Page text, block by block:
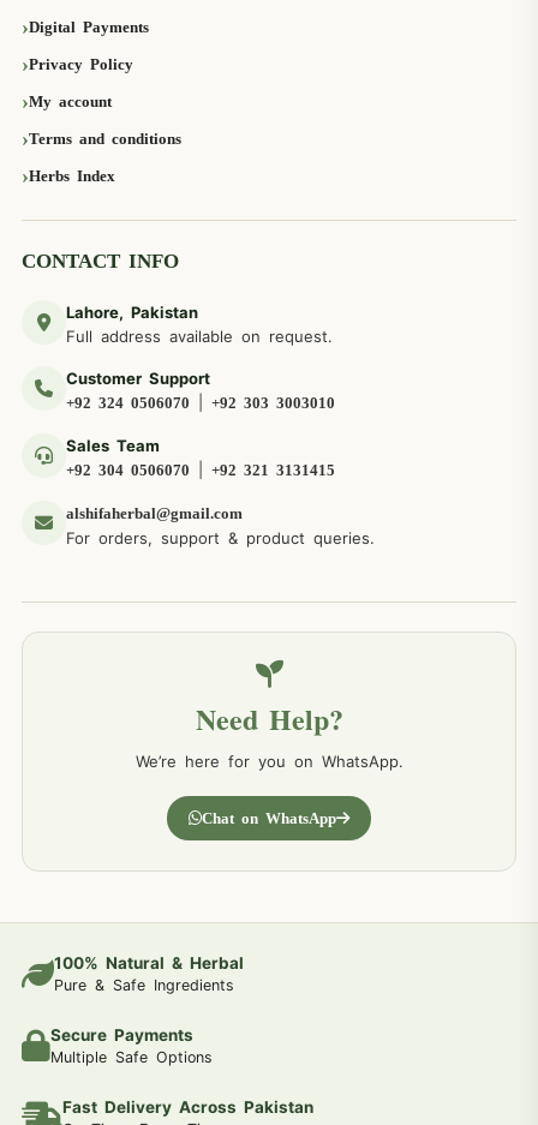
Digital Payments
Privacy Policy
My account
Terms and conditions
Herbs Index
CONTACT INFO
Lahore, Pakistan
Full address available on request.
Customer Support
+92 324 0506070 +92 303 3003010
Sales Team
+92 304 0506070 +92 321 3131415
alshifaherbal@gmail.com
For orders, support & product queries.
Need Help?
We’re here for you on WhatsApp.
Chat on WhatsApp
100% Natural & Herbal
Pure & Safe Ingredients
Secure Payments
Multiple Safe Options
Fast Delivery Across Pakistan